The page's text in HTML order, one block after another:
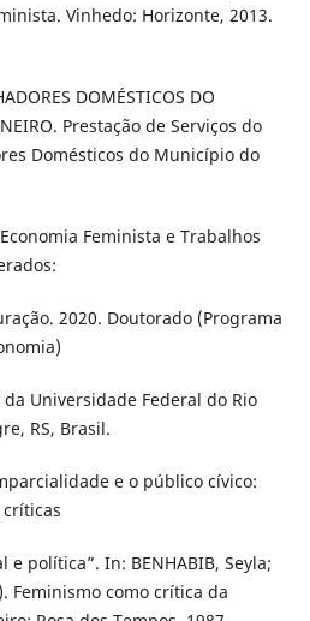
Vinhedo: Horizonte, 2013.
DOMÉSTICOS DO
Prestação de Serviços do
Domésticos do Município do
Feminista e Trabalhos
2020. Doutorado (Programa
Universidade Federal do Rio
RS, Brasil.
e o público cívico:
política”. In: BENHABIB, Seyla;
Feminismo como crítica da